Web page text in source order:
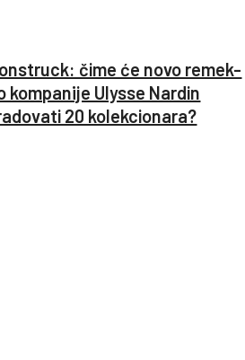
čime će novo remek-
kompanije Ulysse Nardin
20 kolekcionara?